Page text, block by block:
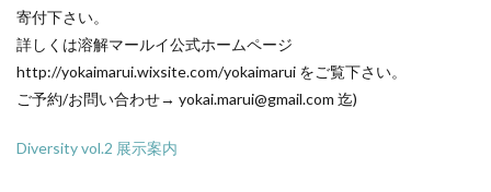
寄付下さい。
詳しくは溶解マールイ公式ホームページ
http://yokaimarui.wixsite.com/yokaimarui をご覧下さい。
ご予約/お問い合わせ→ yokai.marui@gmail.com 迄)
Diversity vol.2 展示案内